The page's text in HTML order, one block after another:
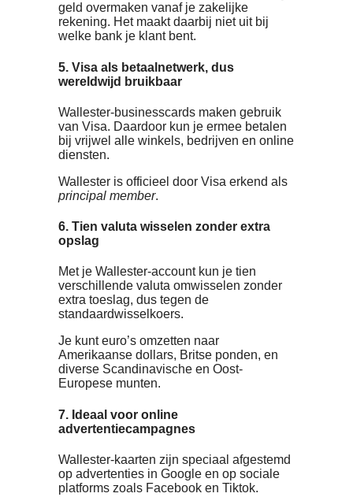
aanwezig is, dat je zelf opwaardeert.
Hierdoor voorkom je dat medewerkers
3. Je kunt zoveel kaarten aanvragen
je wilt
Bij Wallester kun je zoveel fysieke en
virtuele kaarten bestellen als je nodig
hebt. Dit regel je allemaal vanuit één
gratis account.
Per kaart kun je bestedingslimieten
instellen en specifieke
toevoegen. De virtuele kaarten werken
bovendien met Google Pay en Apple
4. De kaart beschikt over een eigen
IBAN
Omdat Wallester-kaarten een
geld overmaken vanaf je zakelijke
rekening. Het maakt daarbij niet uit bij
5. Visa als betaalnetwerk, dus